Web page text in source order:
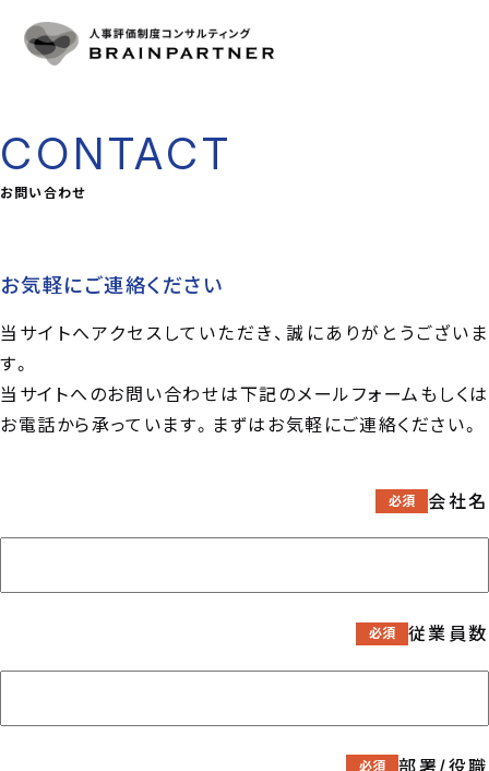
SERVICE
人事評価・目標管理の重要性とアプローチ
人事評価制度の仕組み作り
導入事例
コンサルタント
CONSULTANT
コラム
CONTACT
お問い合わせ
03-6325-1715
受付時間 10:00〜18:00（土日祝日定休）
お問い合わせ
CONTACT
お気軽にご連絡ください
当サイトへアクセスしていただき、誠にありがとうございま
す。
当サイトへのお問い合わせは下記のメールフォームもしくは
お電話から承っています。まずはお気軽にご連絡ください。
会社名
従業員数